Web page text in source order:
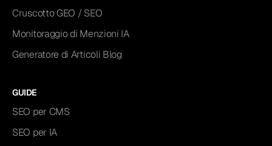
Cruscotto GEO / SEO
Monitoraggio di Menzioni IA
Generatore di Articoli Blog
GUIDE
SEO per CMS
SEO per IA